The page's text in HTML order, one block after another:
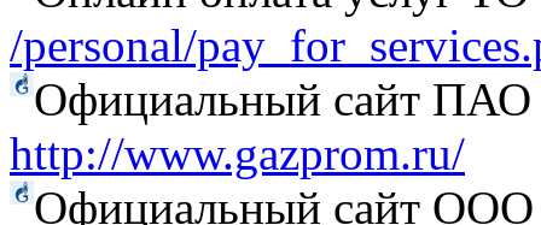
/personal/
Официальный сайт ПАО
http://www.gazprom.ru/
Официальный сайт ООО